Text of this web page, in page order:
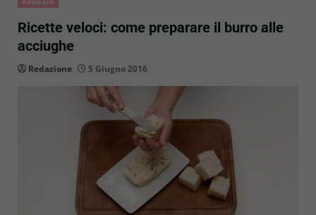
Ricette veloci: come preparare il burro alle
acciughe
Redazione 5 Giugno 2016